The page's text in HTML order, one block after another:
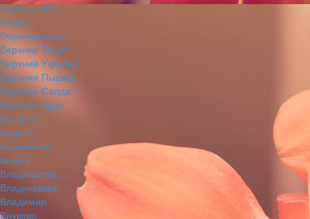
Верещагино
Верея
Верхнеуральск
Верхний Тагил
Верхний Уфалей
Верхняя Пышма
Верхняя Салда
Верхняя Тура
Ветлуга
Видное
Вилючинск
Вичуга
Владивосток
Владикавказ
Владимир
Внуково